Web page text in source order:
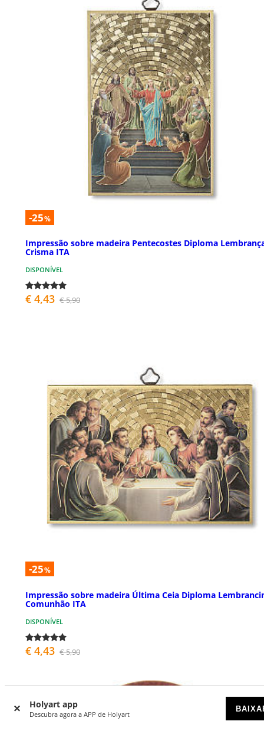
Holyart app
Descubra agora a APP de Holyart
-25%
Impressão sobre madeira Pentecostes Diploma
Crisma ITA
DISPONÍVEL
€ 4,43 € 5,90
-25%
Impressão sobre madeira Última Ceia Diploma
Comunhão ITA
DISPONÍVEL
€ 4,43 € 5,90